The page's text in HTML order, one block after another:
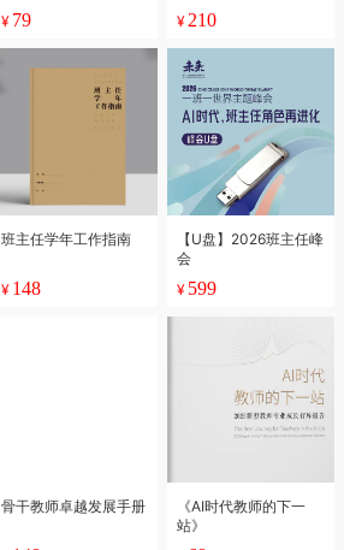
¥ 79 ¥ 210
班主任学年工作指南
¥ 148
【U盘】2026班主任峰
会
¥ 599
骨干教师卓越发展手册
《AI时代教师的下一
站》